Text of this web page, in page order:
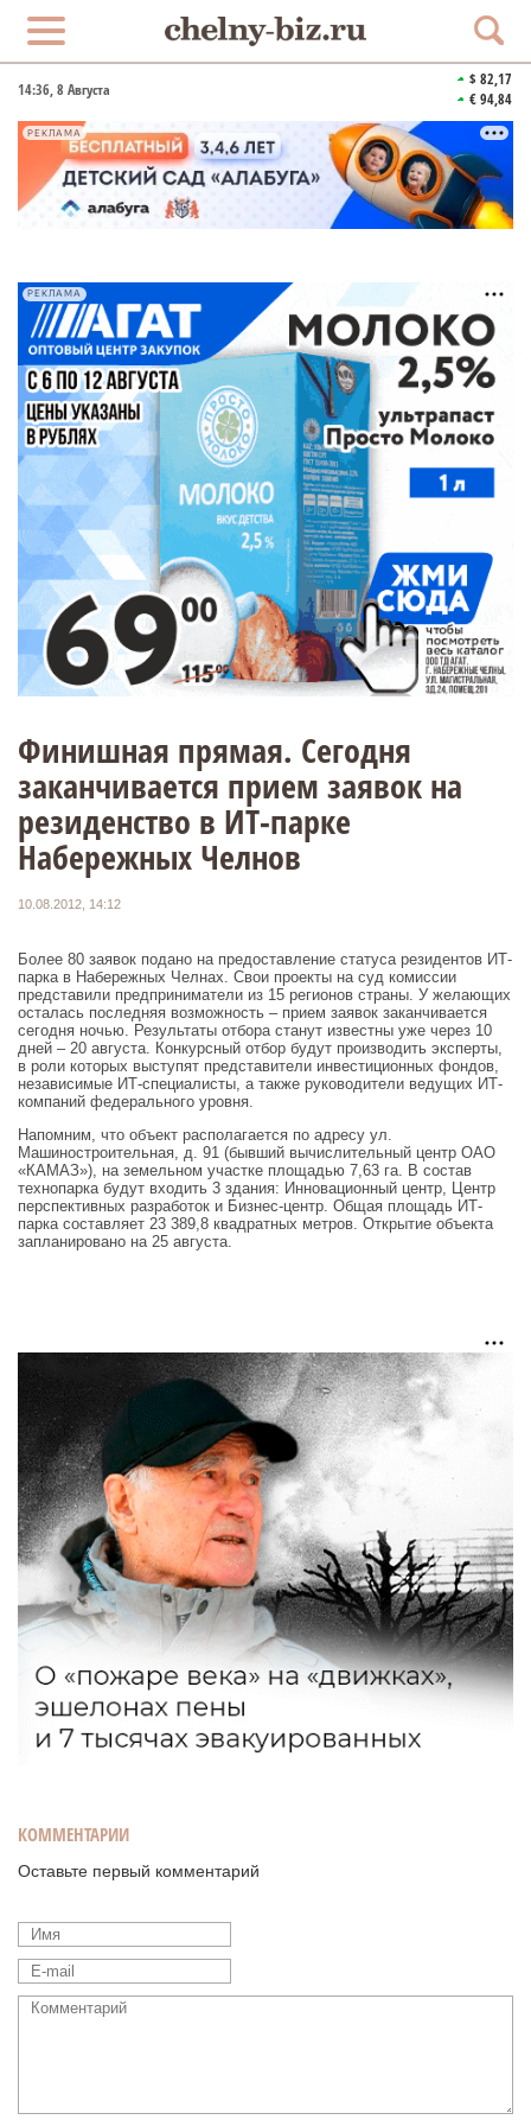
14:36, 8 Августа
$ 82,17
€ 94,84
РЕКЛАМА
РЕКЛАМА
Финишная прямая. Сегодня
заканчивается прием заявок на
резиденство в ИТ-парке
Набережных Челнов
10.08.2012, 14:12
Более 80 заявок подано на предоставление статуса резидентов ИТ-
парка в Набережных Челнах. Свои проекты на суд комиссии
представили предприниматели из 15 регионов страны. У желающих
осталась последняя возможность – прием заявок заканчивается
сегодня ночью. Результаты отбора станут известны уже через 10
дней – 20 августа. Конкурсный отбор будут производить эксперты,
в роли которых выступят представители инвестиционных фондов,
независимые ИТ-специалисты, а также руководители ведущих ИТ-
компаний федерального уровня.
Напомним, что объект располагается по адресу ул.
Машиностроительная, д. 91 (бывший вычислительный центр ОАО
«КАМАЗ»), на земельном участке площадью 7,63 га. В состав
технопарка будут входить 3 здания: Инновационный центр, Центр
перспективных разработок и Бизнес-центр. Общая площадь ИТ-
парка составляет 23 389,8 квадратных метров. Открытие объекта
запланировано на 25 августа.
КОММЕНТАРИИ
Оставьте первый комментарий